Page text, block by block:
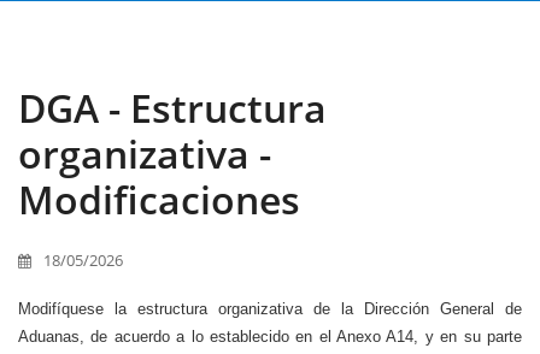
DGA - Estructura
organizativa -
Modificaciones
18/05/2026
Modifíquese la estructura organizativa de la Dirección General de
Aduanas, de acuerdo a lo establecido en el Anexo A14, y en su parte